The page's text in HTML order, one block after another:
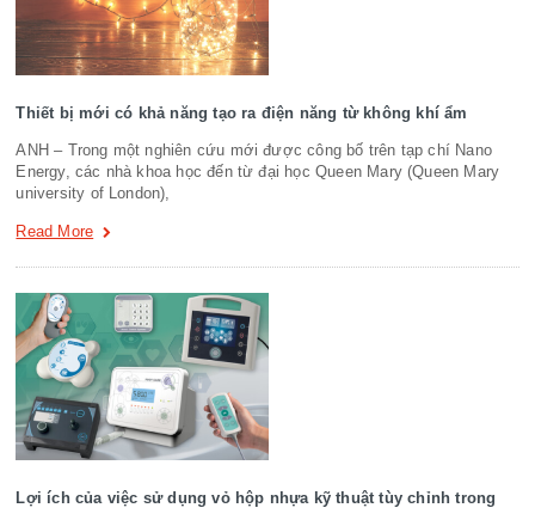
Thiết bị mới có khả năng tạo ra điện năng từ không khí ẩm
ANH – Trong một nghiên cứu mới được công bố trên tạp chí Nano
Energy, các nhà khoa học đến từ đại học Queen Mary (Queen Mary
university of London),
Read More
Lợi ích của việc sử dụng vỏ hộp nhựa kỹ thuật tùy chỉnh trong